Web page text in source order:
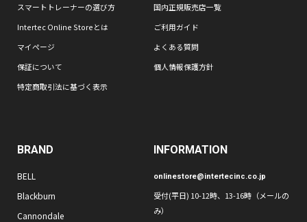
スマートトレーナーの選び方
国内正規販売店一覧
Intertec Online Storeとは
ご利用ガイド
マイページ
よくある質問
保証について
個人情報保護方針
特定商取引法に基づく表示
BRAND
BELL
Blackburn
Cannondale
INFORMATION
onlinestore@intertecinc.co.jp
受付(平日) 10-12時、13-16時（メールの
み）